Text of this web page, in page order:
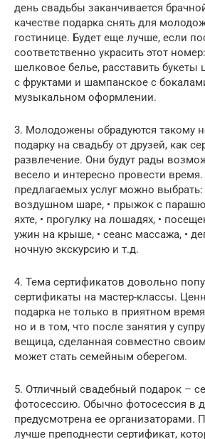
день свадьбы заканчивается
качестве подарка снять для
гостинице. Будет еще лучше, если
соответственно украсить этот
шелковое белье, расставить букеты
с фруктами и шампанское с
музыкальном оформлении.
3. Молодожены обрадуются такому
подарку на свадьбу от друзей, как
развлечение. Они будут рады
весело и интересно провести
предлагаемых услуг можно выбрать:
воздушном шаре, • прыжок с
яхте, • прогулку на лошадях, •
ужин на крыше, • сеанс массажа, •
ночную экскурсию и т.д.
4. Тема сертификатов довольно
сертификаты на мастер-классы.
подарка не только в приятном
но и в том, что после занятия у
вещица, сделанная совместно
может стать семейным оберегом.
5. Отличный свадебный подарок –
фотосессию. Обычно фотосессия в
предусмотрена ее организаторами.
лучше преподнести сертификат,